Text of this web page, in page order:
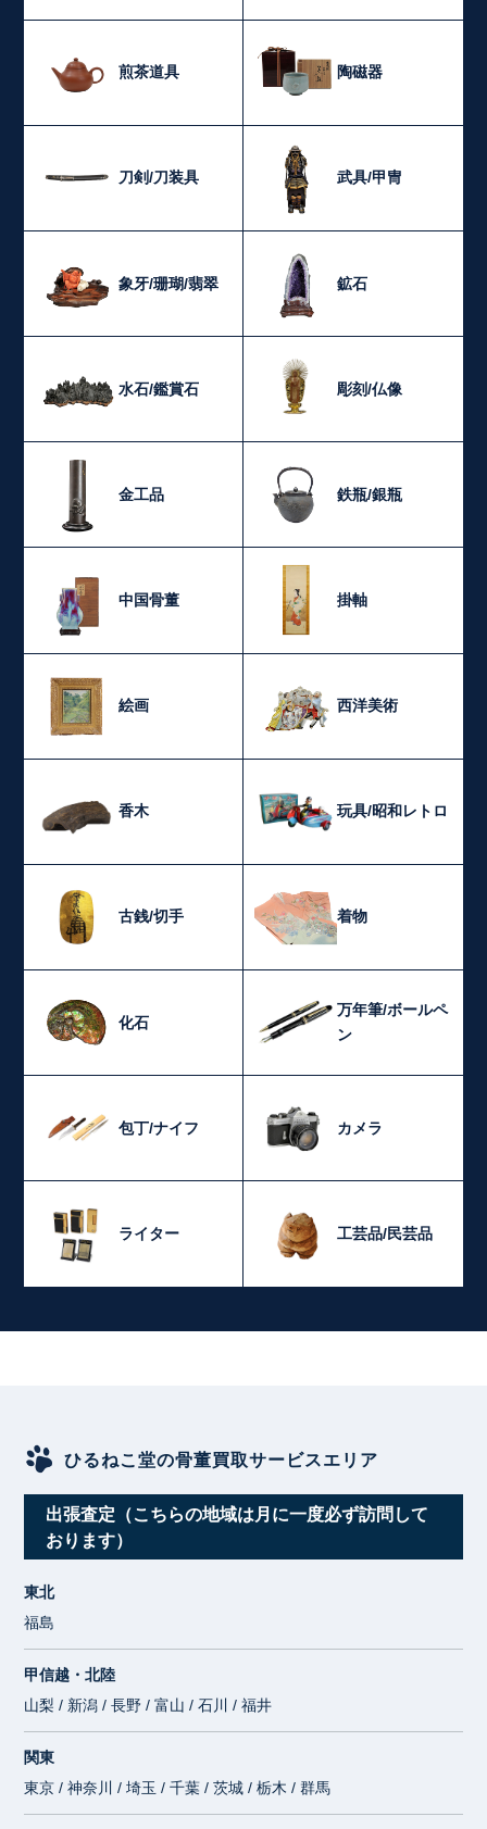
煎茶道具 陶磁器
刀剣/刀装具 武具/甲冑
象牙/珊瑚/翡翠 鉱石
水石/鑑賞石 彫刻/仏像
金工品 鉄瓶/銀瓶
中国骨董 掛軸
絵画 西洋美術
香木 玩具/昭和レトロ
古銭/切手 着物
化石
万年筆/ボールペ
ン
包丁/ナイフ カメラ
ライター 工芸品/民芸品
ひるねこ堂の骨董買取サービスエリア
出張査定（こちらの地域は月に一度必ず訪問して
おります）
東北
福島
甲信越・北陸
山梨 / 新潟 / 長野 / 富山 / 石川 / 福井
関東
東京 / 神奈川 / 埼玉 / 千葉 / 茨城 / 栃木 / 群馬